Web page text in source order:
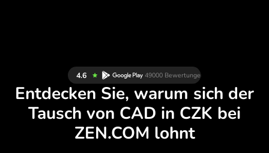
Entdecken Sie, warum sich der
Tausch von CAD in CZK bei
ZEN.COM lohnt